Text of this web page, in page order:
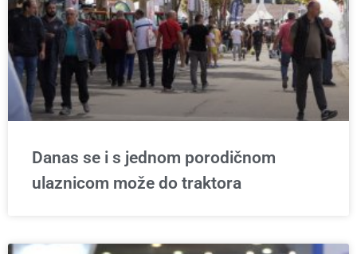
Danas se i s jednom porodičnom
ulaznicom može do traktora